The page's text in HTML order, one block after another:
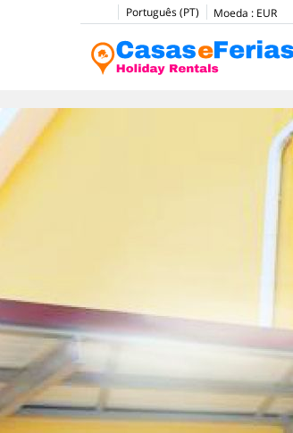
Português (PT) Moeda : EUR